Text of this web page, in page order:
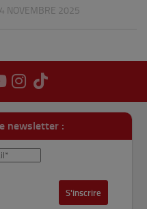
NOVEMBRE 2025
newsletter :